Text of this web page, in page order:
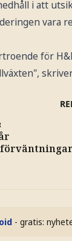
i att
vara
för
- gratis: